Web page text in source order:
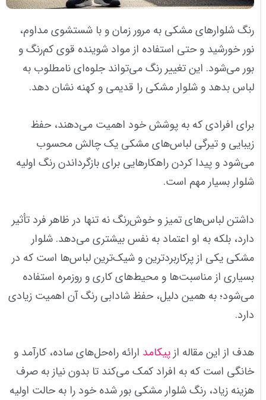
رنگ شلوارهای مشکی به مرور زمان و با شستشوی مداوم،
نور خورشید و حتی استفاده از مواد شوینده قوی کم‌رنگ و
بور می‌شود. این تغییر رنگ می‌تواند جلوه‌ای نامطلوب به
لباس بدهد و شلوار مشکی را قدیمی و کهنه نشان دهد.
برای افرادی که به پوشش خود اهمیت می‌دهند، حفظ
زیبایی و تیرگی لباس‌های مشکی یک چالش محسوب
می‌شود و پیدا کردن راهکارهایی برای بازگرداندن رنگ اولیه
شلوار بسیار مهم است.
داشتن لباس‌های تمیز و خوش‌رنگ نه تنها در ظاهر فرد تأثیر
دارد، بلکه به او اعتماد به نفس بیشتری می‌دهد. شلوار
مشکی یکی از پرکاربردترین و شیک‌ترین لباس‌ها است که در
بسیاری از مناسبت‌ها و محیط‌های کاری و روزمره استفاده
می‌شود؛ به همین دلیل، حفظ شادابی رنگ آن اهمیت زیادی
دارد.
هدف از این مقاله از پیکامد ارائه راه‌حل‌های ساده، کارآمد و
خانگی است که به افراد کمک می‌کند تا بدون نیاز به صرف
هزینه زیاد، رنگ شلوار مشکی بور شده خود را به حالت اولیه